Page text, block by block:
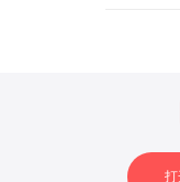
来了亲亲，
听霍霍哥哥
习惯，父母
起听的好故
打